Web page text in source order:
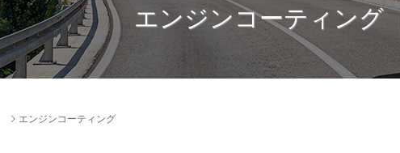
エンジンコーティング
エンジンコーティング